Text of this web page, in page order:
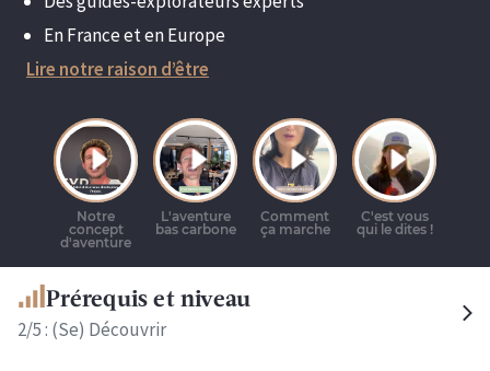
En France et en Europe
Lire notre raison d’être
Prérequis et niveau
2/5 : (Se) Découvrir